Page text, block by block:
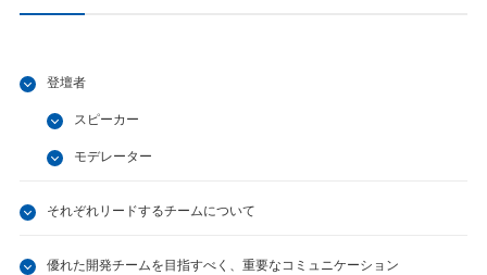
登壇者
スピーカー
モデレーター
それぞれリードするチームについて
優れた開発チームを目指すべく、重要なコミュニケーション